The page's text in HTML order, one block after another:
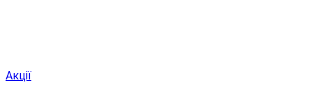
Акції